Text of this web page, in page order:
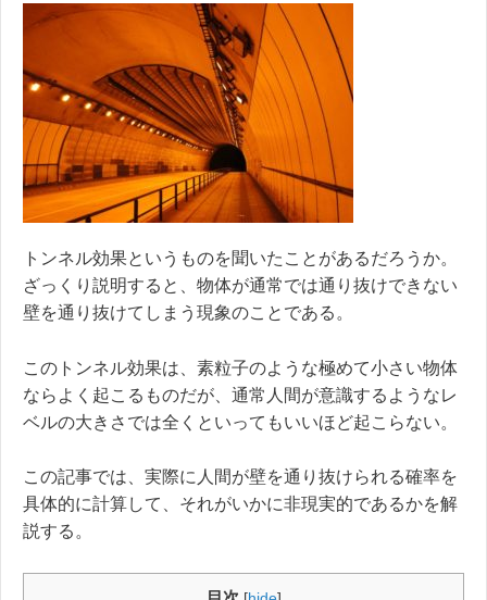
トンネル効果というものを聞いたことがあるだろうか。
ざっくり説明すると、物体が通常では通り抜けできない
壁を通り抜けてしまう現象のことである。
このトンネル効果は、素粒子のような極めて小さい物体
ならよく起こるものだが、通常人間が意識するようなレ
ベルの大きさでは全くといってもいいほど起こらない。
この記事では、実際に人間が壁を通り抜けられる確率を
具体的に計算して、それがいかに非現実的であるかを解
説する。